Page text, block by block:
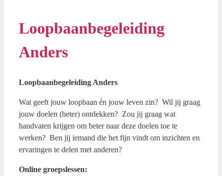
Loopbaanbegeleiding
Anders
Loopbaanbegeleiding Anders
Wat geeft jouw loopbaan én jouw leven zin? Wil jij graag
jouw doelen (beter) ontdekken? Zou jij graag wat
handvaten krijgen om beter naar deze doelen toe te
werken? Ben jij iemand die het fijn vindt om inzichten en
ervaringen te delen met anderen?
Online groepslessen: